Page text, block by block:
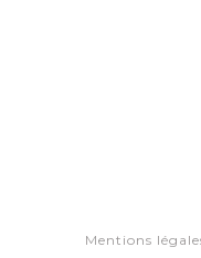
Mentions